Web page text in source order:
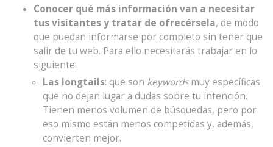
Conocer qué más información van a necesitar
tus visitantes y tratar de ofrecérsela, de modo
que puedan informarse por completo sin tener que
salir de tu web. Para ello necesitarás trabajar en lo
siguiente:
Las longtails: que son keywordsmuy específicas
que no dejan lugar a dudas sobre tu intención.
Tienen menos volumen de búsquedas, pero por
eso mismo están menos competidas y, además,
convierten mejor.